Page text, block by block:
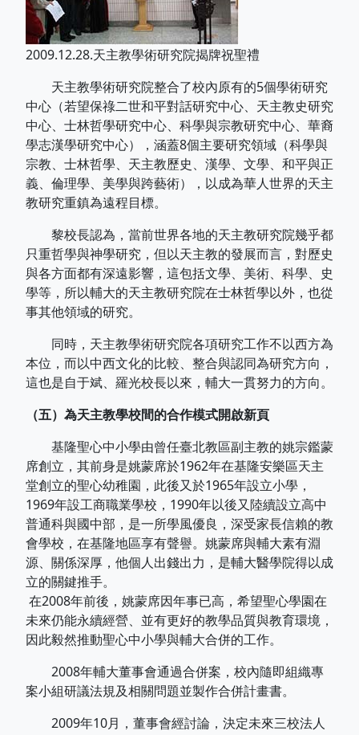
2009.12.28.天主教學術研究院揭牌祝聖禮
天主教學術研究院整合了校內原有的5個學術研究
中心（若望保祿二世和平對話研究中心、天主教史研究
中心、士林哲學研究中心、科學與宗教研究中心、華裔
學志漢學研究中心），涵蓋8個主要研究領域（科學與
宗教、士林哲學、天主教歷史、漢學、文學、和平與正
義、倫理學、美學與跨藝術），以成為華人世界的天主
教研究重鎮為遠程目標。
黎校長認為，當前世界各地的天主教研究院幾乎都
只重哲學與神學研究，但以天主教的發展而言，對歷史
與各方面都有深遠影響，這包括文學、美術、科學、史
學等，所以輔大的天主教研究院在士林哲學以外，也從
事其他領域的研究。
同時，天主教學術研究院各項研究工作不以西方為
本位，而以中西文化的比較、整合與認同為研究方向，
這也是自于斌、羅光校長以來，輔大一貫努力的方向。
（五）為天主教學校間的合作模式開啟新頁
基隆聖心中小學由曾任臺北教區副主教的姚宗鑑蒙
席創立，其前身是姚蒙席於1962年在基隆安樂區天主
堂創立的聖心幼稚園，此後又於1965年設立小學，
1969年設工商職業學校，1990年以後又陸續設立高中
普通科與國中部，是一所學風優良，深受家長信賴的教
會學校，在基隆地區享有聲譽。姚蒙席與輔大素有淵
源、關係深厚，他個人出錢出力，是輔大醫學院得以成
立的關鍵推手。
在2008年前後，姚蒙席因年事已高，希望聖心學園在
未來仍能永續經營、並有更好的教學品質與教育環境，
因此毅然推動聖心中小學與輔大合併的工作。
2008年輔大董事會通過合併案，校內隨即組織專
案小組研議法規及相關問題並製作合併計畫書。
2009年10月，董事會經討論，決定未來三校法人